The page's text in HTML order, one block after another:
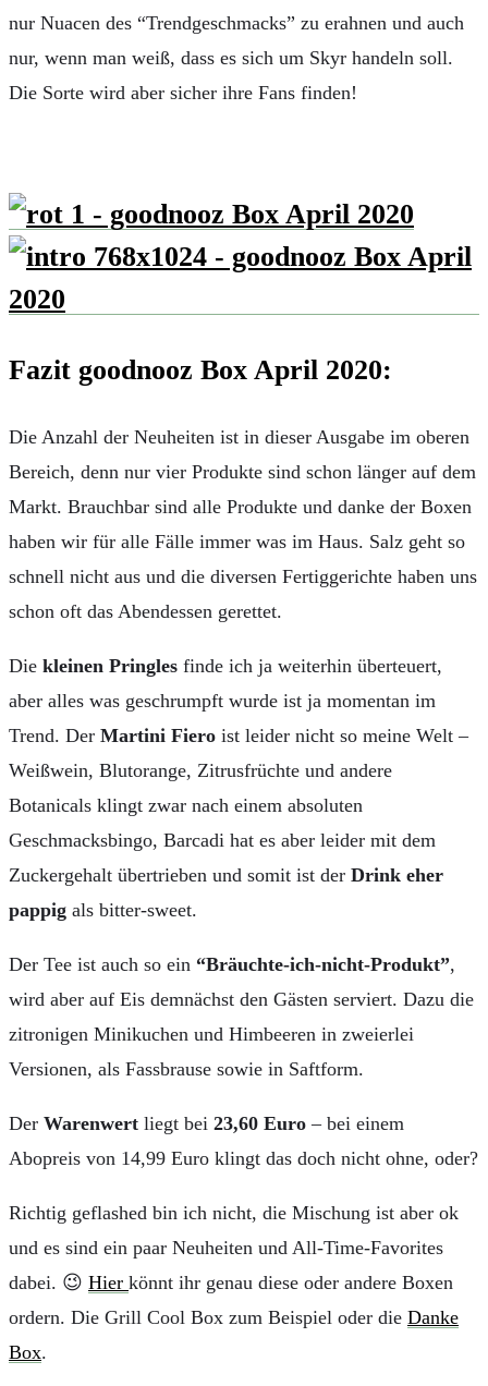
nur Nuacen des “Trendgeschmacks” zu erahnen und auch
nur, wenn man weiß, dass es sich um Skyr handeln soll.
Die Sorte wird aber sicher ihre Fans finden!
Fazit goodnooz Box April 2020:
Die Anzahl der Neuheiten ist in dieser Ausgabe im oberen
Bereich, denn nur vier Produkte sind schon länger auf dem
Markt. Brauchbar sind alle Produkte und danke der Boxen
haben wir für alle Fälle immer was im Haus. Salz geht so
schnell nicht aus und die diversen Fertiggerichte haben uns
schon oft das Abendessen gerettet.
Die kleinen Pringles finde ich ja weiterhin überteuert,
aber alles was geschrumpft wurde ist ja momentan im
Trend. Der Martini Fiero ist leider nicht so meine Welt –
Weißwein, Blutorange, Zitrusfrüchte und andere
Botanicals klingt zwar nach einem absoluten
Geschmacksbingo, Barcadi hat es aber leider mit dem
Zuckergehalt übertrieben und somit ist der Drink eher
pappig als bitter-sweet.
Der Tee ist auch so ein “Bräuchte-ich-nicht-Produkt”,
wird aber auf Eis demnächst den Gästen serviert. Dazu die
zitronigen Minikuchen und Himbeeren in zweierlei
Versionen, als Fassbrause sowie in Saftform.
Der Warenwert liegt bei 23,60 Euro– bei einem
Abopreis von 14,99 Euro klingt das doch nicht ohne, oder?
Richtig geflashed bin ich nicht, die Mischung ist aber ok
und es sind ein paar Neuheiten und All-Time-Favorites
dabei. 😉 Hier könnt ihr genau diese oder andere Boxen
ordern. Die Grill Cool Box zum Beispiel oder die Danke
Box.